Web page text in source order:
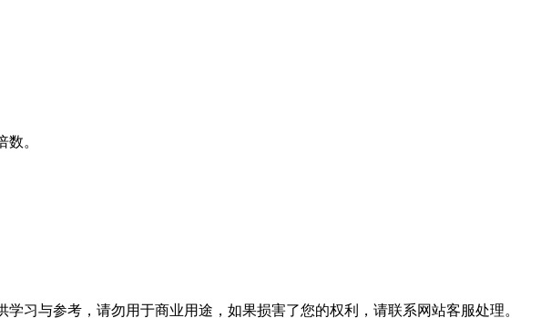
。
习与参考，请勿用于商业用途，如果损害了您的权利，请联系网站客服处理。